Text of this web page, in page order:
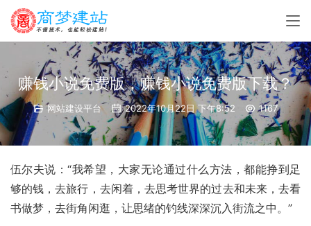
赚钱小说免费版，赚钱小说免费版下载？
网站建设平台 2022年10月22日 下午8:52 1167
伍尔夫说：“我希望，大家无论通过什么方法，都能挣到足
够的钱，去旅行，去闲着，去思考世界的过去和未来，去看
书做梦，去街角闲逛，让思绪的钓线深深沉入街流之中。”